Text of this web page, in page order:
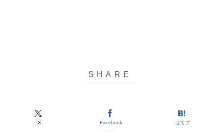
X Facebook はてブ